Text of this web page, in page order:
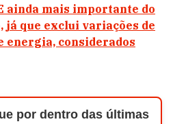
ainda mais importante do
já que exclui variações de
energia, considerados
por dentro das últimas